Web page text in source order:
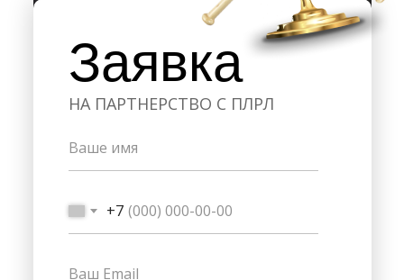
Заявка
НА ПАРТНЕРСТВО С ПЛРЛ
+7